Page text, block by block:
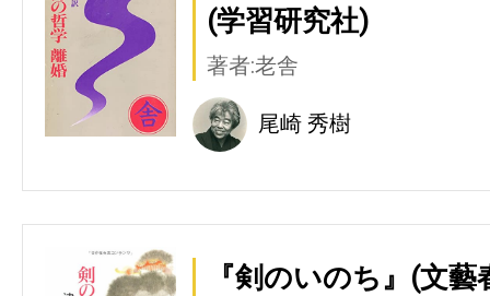
(学習研究社)
著者:老舎
尾崎 秀樹
『剣のいのち』(文藝